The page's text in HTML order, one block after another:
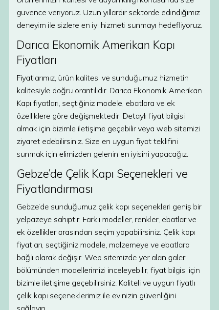
güvence veriyoruz. Uzun yıllardır sektörde edindiğimiz
deneyim ile sizlere en iyi hizmeti sunmayı hedefliyoruz.
Darıca Ekonomik Amerikan Kapı
Fiyatları
Fiyatlarımız, ürün kalitesi ve sunduğumuz hizmetin
kalitesiyle doğru orantılıdır. Darıca Ekonomik Amerikan
Kapı fiyatları, seçtiğiniz modele, ebatlara ve ek
özelliklere göre değişmektedir. Detaylı fiyat bilgisi
almak için bizimle iletişime geçebilir veya web sitemizi
ziyaret edebilirsiniz. Size en uygun fiyat teklifini
sunmak için elimizden gelenin en iyisini yapacağız.
Gebze’de Çelik Kapı Seçenekleri ve
Fiyatlandırması
Gebze’de sunduğumuz çelik kapı seçenekleri geniş bir
yelpazeye sahiptir. Farklı modeller, renkler, ebatlar ve
ek özellikler arasından seçim yapabilirsiniz. Çelik kapı
fiyatları, seçtiğiniz modele, malzemeye ve ebatlara
bağlı olarak değişir. Web sitemizde yer alan galeri
bölümünden modellerimizi inceleyebilir, fiyat bilgisi için
bizimle iletişime geçebilirsiniz. Kaliteli ve uygun fiyatlı
çelik kapı seçeneklerimiz ile evinizin güvenliğini
sağlayın.